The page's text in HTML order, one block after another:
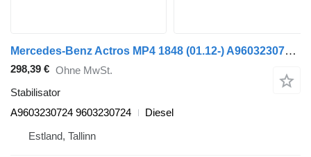
Mercedes-Benz Actros MP4 1848 (01.12-) A9603230724 Stabilisator für Mercedes-Benz Actros MP4 Antos Arocs (2012-) Sattelzugmaschine
298,39 € Ohne MwSt.
Stabilisator
A9603230724 9603230724
Diesel
Estland, Tallinn